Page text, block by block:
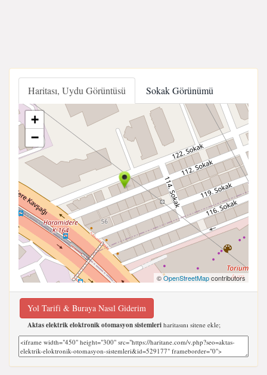
Haritası, Uydu Görüntüsü Sokak Görünümü
+
−
©OpenStreetMapcontributors
Yol Tarifi & Buraya Nasıl Giderim
Aktas elektrik eloktronik otomasyon sistemleri haritasını sitene ekle;